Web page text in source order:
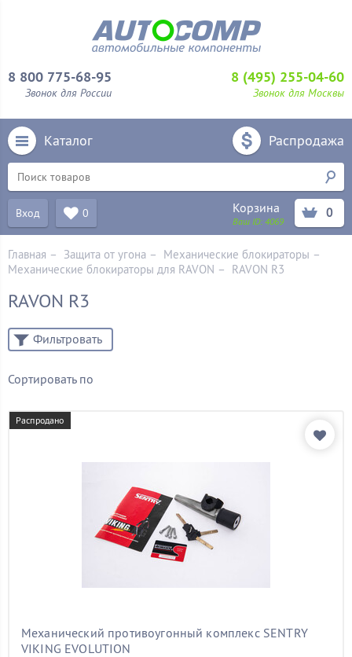
8 800 775-68-95
Звонок для России
8 (495) 255-04-60
Звонок для Москвы
Каталог Распродажа
Вход 0 Корзина
Ваш ID:4069
0
Главная – Защита от угона – Механические блoкираторы –
Механические блокираторы для RAVON – RAVON R3
RAVON R3
Сортировать по
Распродано
Механический противоугонный комплекс SENTRY
VIKING EVOLUTION
Бренд
Фильтровать